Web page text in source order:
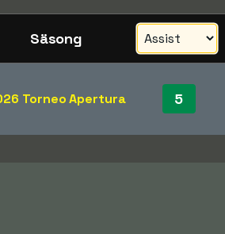
Säsong
Torneo Apertura 5